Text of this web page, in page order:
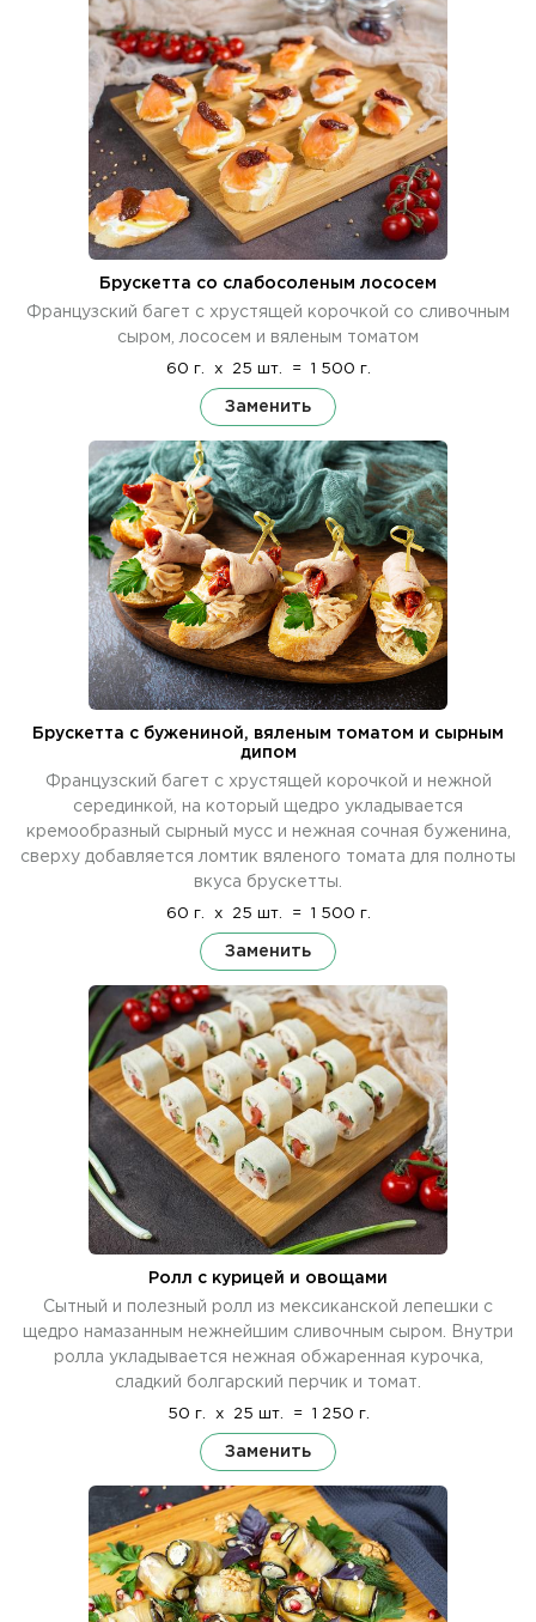
Брускетта со слабосоленым лососем
Французский багет с хрустящей корочкой со сливочным
сыром, лососем и вяленым томатом
60 г. x 25 шт. = 1 500 г.
Заменить
Брускетта с бужениной, вяленым томатом и сырным
дипом
Французский багет с хрустящей корочкой и нежной
серединкой, на который щедро укладывается
кремообразный сырный мусс и нежная сочная буженина,
сверху добавляется ломтик вяленого томата для полноты
вкуса брускетты.
60 г. x 25 шт. = 1 500 г.
Заменить
Ролл с курицей и овощами
Сытный и полезный ролл из мексиканской лепешки с
щедро намазанным нежнейшим сливочным сыром. Внутри
ролла укладывается нежная обжаренная курочка,
сладкий болгарский перчик и томат.
50 г. x 25 шт. = 1 250 г.
Заменить